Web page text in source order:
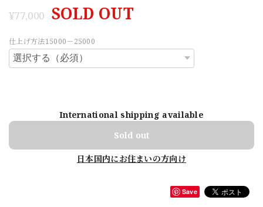
¥77,000 SOLD OUT
仕上げ方法15000－25000
International shipping available
Sold out
日本国内にお住まいの方向け
Save